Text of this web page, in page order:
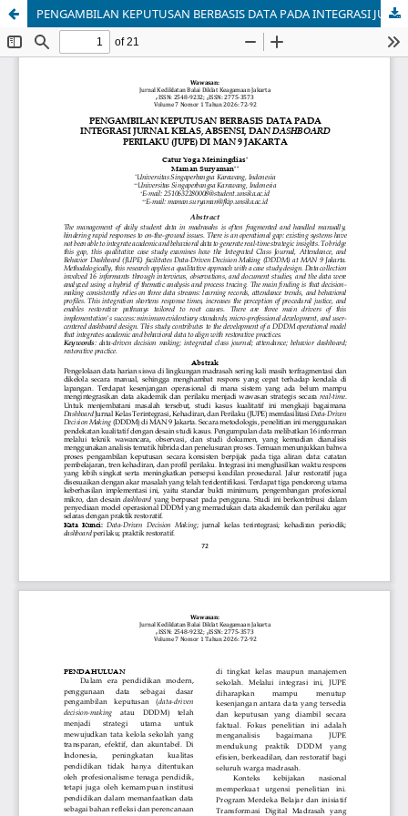
PENGAMBILAN KEPUTUSAN BERBASIS DATA PADA INTEGRASI JURNAL KELAS, ABSENSI, DAN DASHBOARD PERILAKU (JUPE) DI MAN 9 JAKARTA